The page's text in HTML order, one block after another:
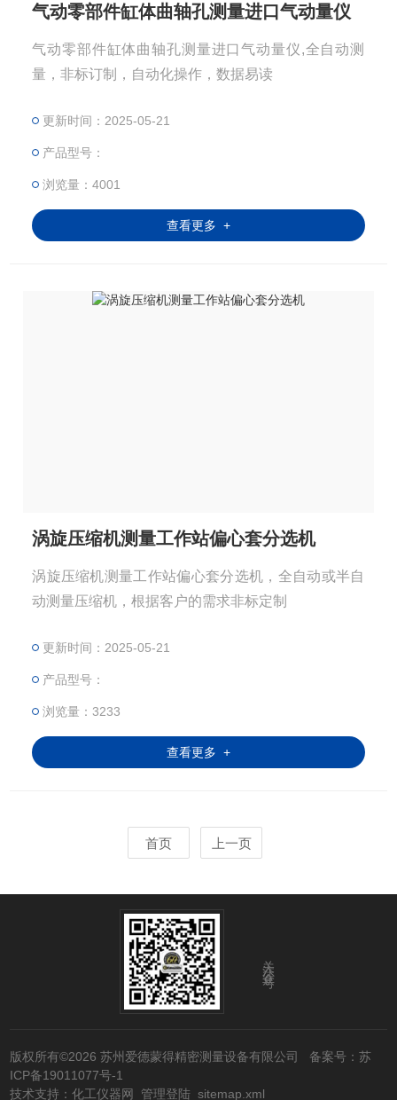
气动零部件缸体曲轴孔测量进口气动量仪
气动零部件缸体曲轴孔测量进口气动量仪,全自动测
量，非标订制，自动化操作，数据易读
更新时间：2025-05-21
产品型号：
浏览量：4001
查看更多 +
涡旋压缩机测量工作站偏心套分选机
涡旋压缩机测量工作站偏心套分选机，全自动或半自
动测量压缩机，根据客户的需求非标定制
更新时间：2025-05-21
产品型号：
浏览量：3233
查看更多 +
首页 上一页
关注公众号
版权所有©2026 苏州爱德蒙得精密测量设备有限公司 备案号：苏
ICP备19011077号-1
技术支持：化工仪器网 管理登陆 sitemap.xml